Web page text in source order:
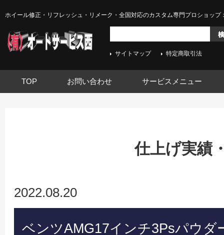
ホイール修正・リフレッシュ・リメーク・全国対応のカスタム専門プロショップ
サイトマップ 特定商取引法
TOP お問い合わせ サービスメニュー
仕上げ実績
2022.08.20
ベンツAMG17インチ3Psパウダ